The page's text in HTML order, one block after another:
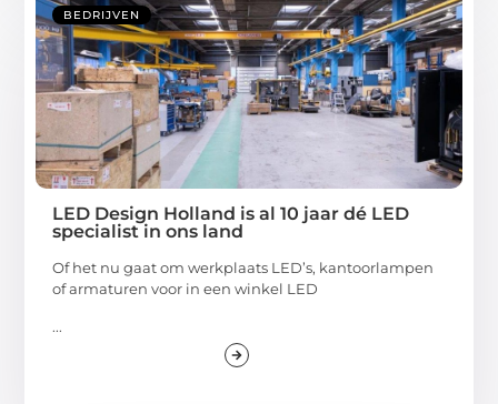
BEDRIJVEN
LED Design Holland is al 10 jaar dé LED
specialist in ons land
Of het nu gaat om werkplaats LED’s, kantoorlampen
of armaturen voor in een winkel LED
...